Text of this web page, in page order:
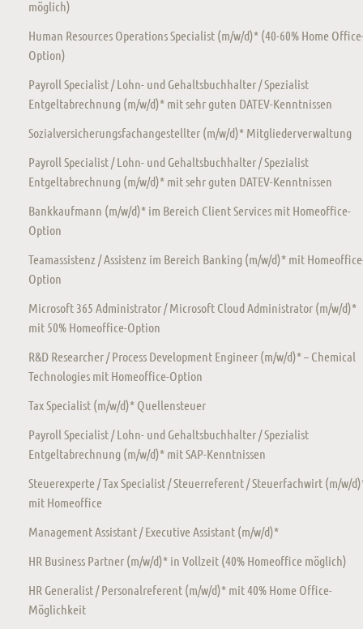
möglich)
Human Resources Operations Specialist (m/w/d)* (40-60% Home
Option)
Payroll Specialist / Lohn- und Gehaltsbuchhalter / Spezialist
Entgeltabrechnung (m/w/d)* mit sehr guten DATEV-Kenntnissen
Sozialversicherungsfachangestellter (m/w/d)* Mitgliederverwaltung
Payroll Specialist / Lohn- und Gehaltsbuchhalter / Spezialist
Entgeltabrechnung (m/w/d)* mit sehr guten DATEV-Kenntnissen
Bankkaufmann (m/w/d)* im Bereich Client Services mit Homeoffice-
Option
Teamassistenz / Assistenz im Bereich Banking (m/w/d)* mit
Option
Microsoft 365 Administrator / Microsoft Cloud Administrator (m/w/d)*
mit 50% Homeoffice-Option
R&D Researcher / Process Development Engineer (m/w/d)* – Chemical
Technologies mit Homeoffice-Option
Tax Specialist (m/w/d)* Quellensteuer
Payroll Specialist / Lohn- und Gehaltsbuchhalter / Spezialist
Entgeltabrechnung (m/w/d)* mit SAP-Kenntnissen
Steuerexperte / Tax Specialist / Steuerreferent / Steuerfachwirt (m/w/
mit Homeoffice
Management Assistant / Executive Assistant (m/w/d)*
HR Business Partner (m/w/d)* in Vollzeit (40% Homeoffice möglich)
HR Generalist / Personalreferent (m/w/d)* mit 40% Home Office-
Möglichkeit